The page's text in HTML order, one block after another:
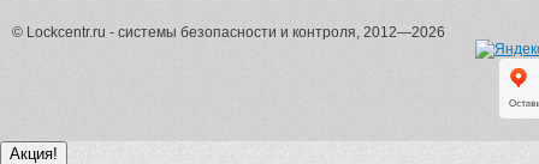
© Lockcentr.ru - системы безопасности и контроля, 2012—2026
Акция!